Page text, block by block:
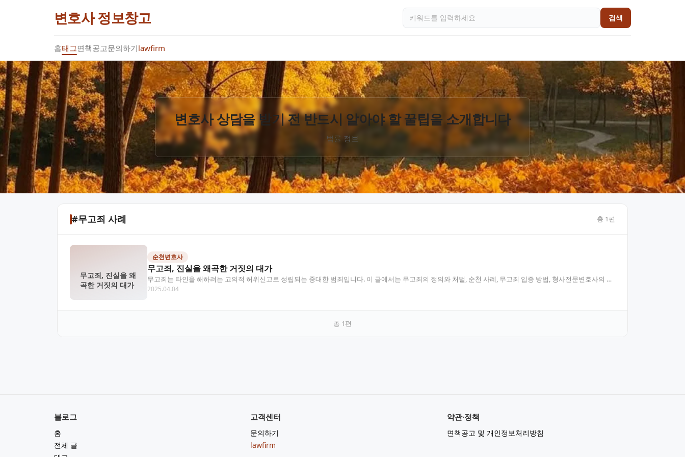
변호사 정보창고 검색
홈태그면책공고문의하기lawfirm
변호사 상담을 받기 전 반드시 알아야 할 꿀팁을 소개합니다
법률 정보
#무고죄 사례 총 1편
무고죄, 진실을 왜
곡한 거짓의 대가
순천변호사
무고죄, 진실을 왜곡한 거짓의 대가
무고죄는 타인을 해하려는 고의적 허위신고로 성립되는 중대한 범죄입니다. 이 글에서는 무고죄의 정의와 처벌, 순천 사례, 무고죄 입증 방법, 형사전문변호사의 조
력 중요성까지 전반적으…
2025.04.04
총 1편
블로그
홈
전체 글
고객센터
문의하기
lawfirm
약관·정책
면책공고 및 개인정보처리방침